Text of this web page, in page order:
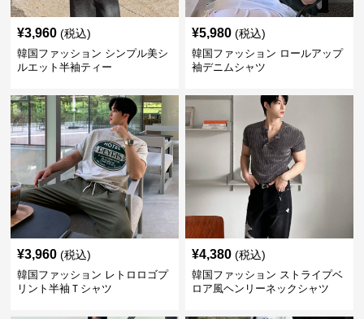
¥3,960 (税込)
韓国ファッション シンプル美シ
ルエット半袖ティー
¥5,980 (税込)
韓国ファッション ロールアップ
袖デニムシャツ
¥3,960 (税込)
韓国ファッション レトロロゴプ
リント半袖Ｔシャツ
¥4,380 (税込)
韓国ファッション ストライプベ
ロア風ヘンリーネックシャツ